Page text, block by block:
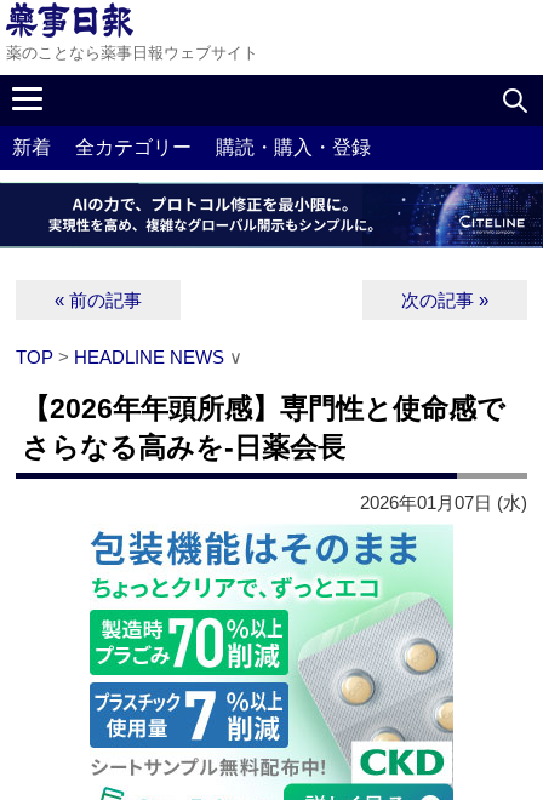
薬のことなら薬事日報ウェブサイト
新着 全カテゴリー 購読・購入・登録
« 前の記事 次の記事 »
TOP > HEADLINE NEWS ∨
【2026年年頭所感】専門性と使命感で
さらなる高みを‐日薬会長
2026年01月07日 (水)